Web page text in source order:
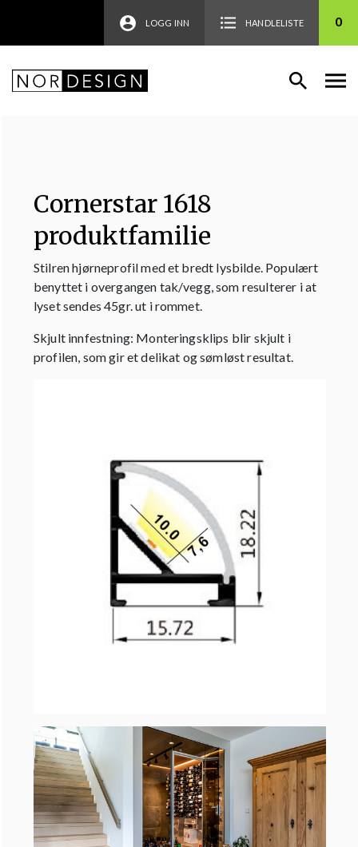
LOGG INN HANDLELISTE 0
Cornerstar 1618
produktfamilie
Stilren hjørneprofil med et bredt lysbilde. Populært
benyttet i overgangen tak/vegg, som resulterer i at
lyset sendes 45gr. ut i rommet.
Skjult innfestning: Monteringsklips blir skjult i
profilen, som gir et delikat og sømløst resultat.